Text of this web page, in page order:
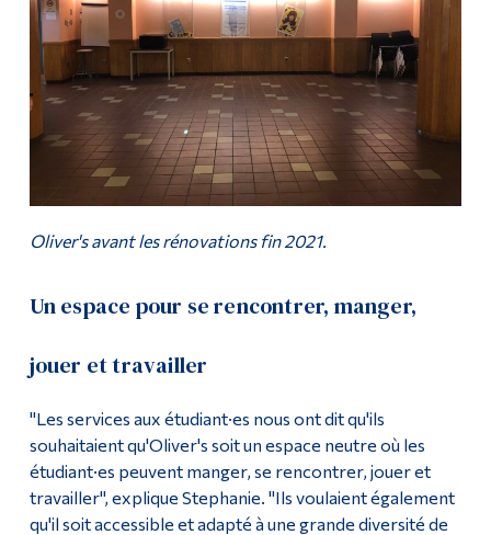
Oliver's avant les rénovations fin 2021.
Un espace pour se rencontrer, manger,
jouer et travailler
"Les services aux étudiant·es nous ont dit qu'ils
souhaitaient qu'Oliver's soit un espace neutre où les
étudiant·es peuvent manger, se rencontrer, jouer et
travailler", explique Stephanie. "Ils voulaient également
qu'il soit accessible et adapté à une grande diversité de